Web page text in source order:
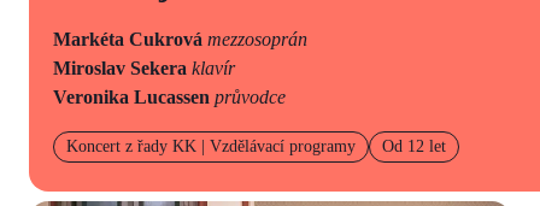
Markéta Cukrová mezzosoprán
Miroslav Sekera klavír
Veronika Lucassen průvodce
Koncert z řady KK | Vzdělávací programy Od 12 let